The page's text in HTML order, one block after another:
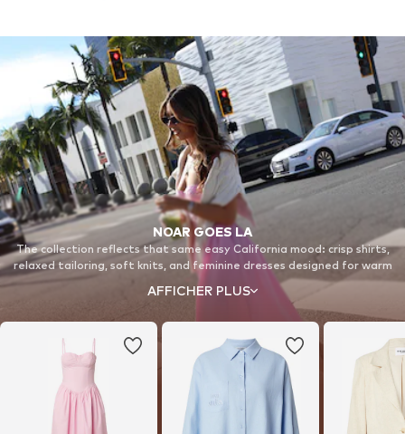
NOAR GOES LA
The collection reflects that same easy California mood: crisp shirts,
relaxed tailoring, soft knits, and feminine dresses designed for warm
days and long evenings. Light fabrics, fresh summer colors, and
versatile silhouettes make every piece easy to style — from casual
daytime looks to effortless evening outfits.
AFFICHER PLUS